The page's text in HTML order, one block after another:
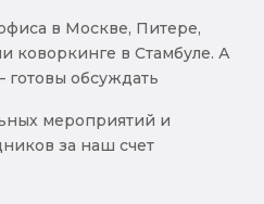
в Москве, Питере,
коворкинге в Стамбуле. А
обсуждать
мероприятий и
за наш счет